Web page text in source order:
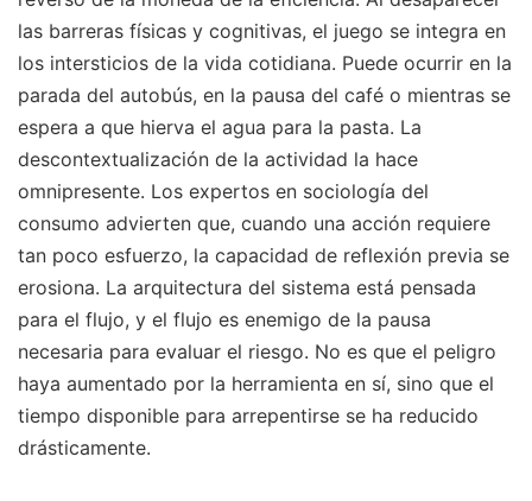
las barreras físicas y cognitivas, el juego se integra en
los intersticios de la vida cotidiana. Puede ocurrir en la
parada del autobús, en la pausa del café o mientras se
espera a que hierva el agua para la pasta. La
descontextualización de la actividad la hace
omnipresente. Los expertos en sociología del
consumo advierten que, cuando una acción requiere
tan poco esfuerzo, la capacidad de reflexión previa se
erosiona. La arquitectura del sistema está pensada
para el flujo, y el flujo es enemigo de la pausa
necesaria para evaluar el riesgo. No es que el peligro
haya aumentado por la herramienta en sí, sino que el
tiempo disponible para arrepentirse se ha reducido
drásticamente.